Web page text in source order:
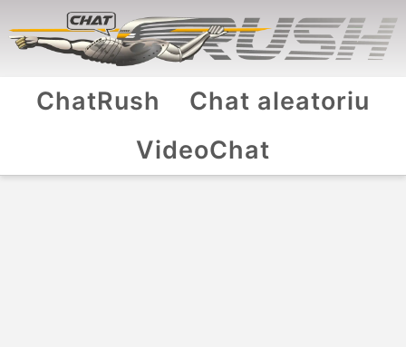
ChatRush
Chat aleatoriu
VideoChat